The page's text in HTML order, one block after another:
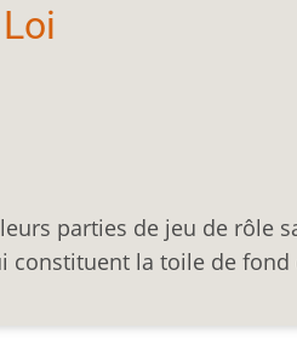
parties de jeu de rôle
constituent la toile de fond